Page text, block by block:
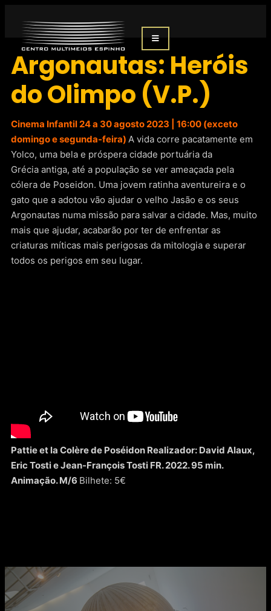
Argonautas: Heróis
do Olimpo (V.P.)
Cinema Infantil 24 a 30 agosto 2023 | 16:00 (exceto
domingo e segunda-feira) A vida corre pacatamente em
Yolco, uma bela e próspera cidade portuária da
Grécia antiga, até a população se ver ameaçada pela
cólera de Poseidon. Uma jovem ratinha aventureira e o
gato que a adotou vão ajudar o velho Jasão e os seus
Argonautas numa missão para salvar a cidade. Mas, muito
mais que ajudar, acabarão por ter de enfrentar as
criaturas míticas mais perigosas da mitologia e superar
todos os perigos em seu lugar.
Pattie et la Colère de Poséidon Realizador: David Alaux,
Eric Tosti e Jean-François Tosti FR. 2022. 95 min.
Animação. M/6 Bilhete: 5€